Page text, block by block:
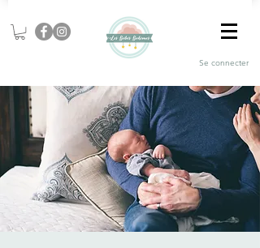
Se connecter